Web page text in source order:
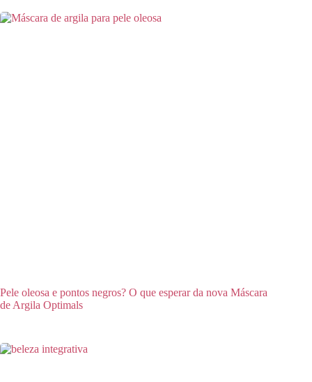
Pele oleosa e pontos negros? O que esperar da nova Máscara
de Argila Optimals